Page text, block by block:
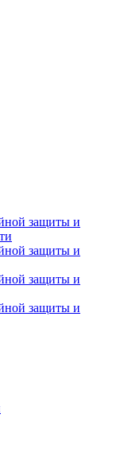
защиты и
защиты и
защиты и
защиты и